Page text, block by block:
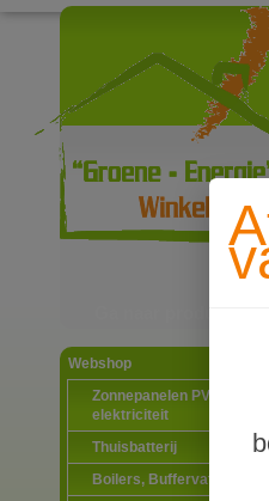
Webshop
Zonnepanelen PV-
elektriciteit
Thuisbatterij
Boilers, Buffervaten en